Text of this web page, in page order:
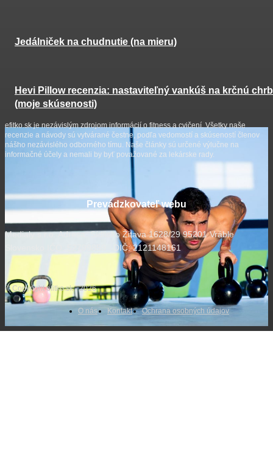
Jedálniček na chudnutie (na mieru)
Hevi Pillow recenzia: nastaviteľný vankúš na krčnú
(moje skúsenosti)
efitko.sk je nezávislým zdrojom informácií o fitness a cvičení. Všetky naše
recenzie a návody sú vytvárané čestne, podľa vedomostí a skúseností členov
nášho nezávislého odborného tímu. Naše články sú určené výlučne na
informačné účely a nemali by byť považované za lekárske rady.
Prevádzkovateľ webu
Medialy s.r.o. Adresa: Sídlisko Žitava 1628/29 95201 Vráble
Slovensko IČO: 52799859 DIČ: 2121148161
© Copyright efitko.sk - 2026
O nás Kontakt Ochrana osobných údajov